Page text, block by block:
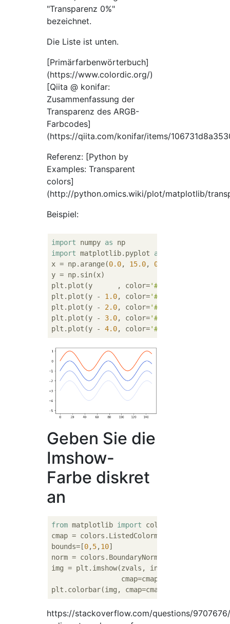
"Transparenz 0%"
bezeichnet.
Die Liste ist unten.
[Primärfarbenwörterbuch]
(https://www.colordic.org/)
[Qiita @ konifar:
Zusammenfassung der
Transparenz des ARGB-
Farbcodes]
(https://qiita.com/konifar/items/
Referenz: [Python by
Examples: Transparent
colors]
(http://python.omics.wiki/plot/matplotlib/
Beispiel:
import numpy as
import matplotlib.pyplot as
x = np.arange(0.0, 15.0, 0.1
y = np.sin(x)
plt.plot(y      , color='#ff4500'
plt.plot(y - 1.0, color='#4169e1'
plt.plot(y - 2.0, color='#4169e199'
plt.plot(y - 3.0, color='#4169e133'
plt.plot(y - 4.0, color='#4169e100'
Geben Sie die
Imshow-
Farbe diskret
an
from matplotlib import colors
cmap = colors.ListedColormap([
bounds=[0,5,10]
norm = colors.BoundaryNorm(bounds, cmap.N)
img = plt.imshow(zvals, interpolation=
                 cmap=cmap, norm=norm)
plt.colorbar(img, cmap=cmap, norm=norm,
https://stackoverflow.com/questions/